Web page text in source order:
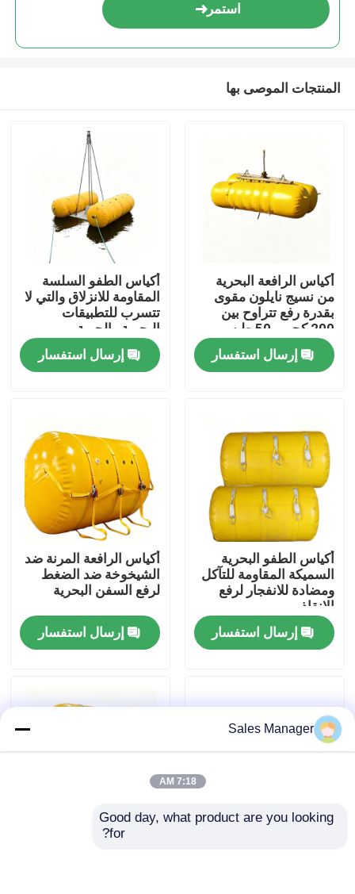
منزل
المنتجات
أشرطة فيديو
حول بنا
جولة في المعمل
طلب اقتباس
وسائد هوائية مطاطية بحرية
استمر
المنتجات الموصى بها
أكياس الرافعة البحرية
من نسيج نايلون مقوى
بقدرة رفع تتراوح بين
200 كجم و 50 طن
ومطليات PVC
إرسال استفسار
أكياس الطفو السلسة
المقاومة للانزلاق والتي لا
تتسرب للتطبيقات
البحرية والجوية
إرسال استفسار
أكياس الطفو البحرية
السميكة المقاومة للتآكل
ومضادة للانفجار لرفع
الإنقاذ
إرسال استفسار
أكياس الرافعة المرنة ضد
الشيخوخة ضد الضغط
لرفع السفن البحرية
إرسال استفسار
Underwater Lift Bags
Sales Manager
7:18 AM
Good day, what product are you looking
for?